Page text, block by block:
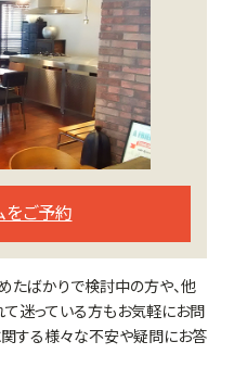
をご予約
たばかりで検討中の方や、他
迷っている方もお気軽にお問
関する様々な不安や疑問にお答